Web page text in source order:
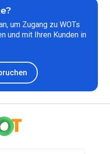
um Zugang zu WOTs
und mit Ihren Kunden in